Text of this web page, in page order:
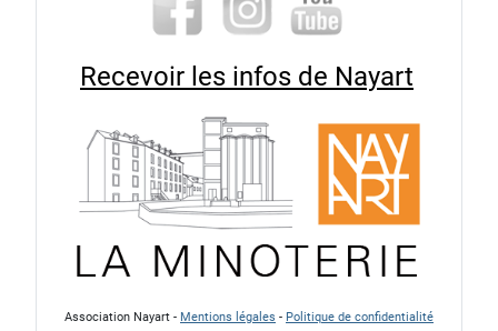
Recevoir les infos de Nayart
Association Nayart - Mentions légales - Politique de confidentialité